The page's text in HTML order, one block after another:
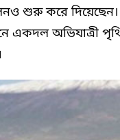
শুরু করে দিয়েছেন।
একদল অভিযাত্রী